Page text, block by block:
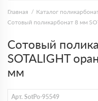
Главная Каталог
Сотовый поликарбонат 8 мм
Сотовый
SOTALIGHT
мм
Арт. SotPo-95549